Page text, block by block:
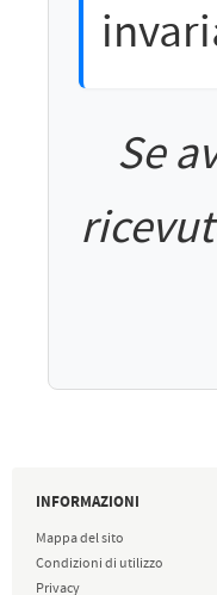
Se
INFORMAZIONI
Mappa del sito
Condizioni di utilizzo
Privacy